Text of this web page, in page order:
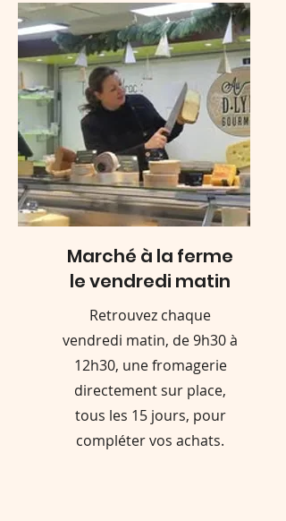
Marché à la ferme
le vendredi matin
Retrouvez chaque
vendredi matin, de 9h30 à
12h30, une fromagerie
directement sur place,
tous les 15 jours, pour
compléter vos achats.